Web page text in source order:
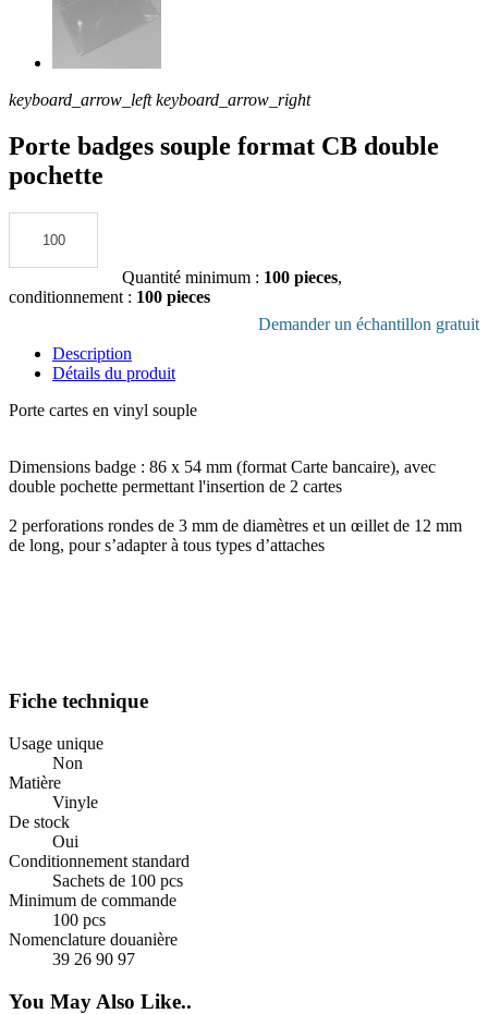
keyboard_arrow_left keyboard_arrow_right
Porte badges souple format CB double
pochette
Quantité minimum : 100 pieces,
conditionnement : 100 pieces
Demander un échantillon gratuit
Description
Détails du produit
Porte cartes en vinyl souple
Dimensions badge : 86 x 54 mm (format Carte bancaire), avec
double pochette permettant l'insertion de 2 cartes
2 perforations rondes de 3 mm de diamètres et un œillet de 12 mm
de long, pour s’adapter à tous types d’attaches
Fiche technique
Usage unique
Non
Matière
Vinyle
De stock
Oui
Conditionnement standard
Sachets de 100 pcs
Minimum de commande
100 pcs
Nomenclature douanière
39 26 90 97
You May Also Like..